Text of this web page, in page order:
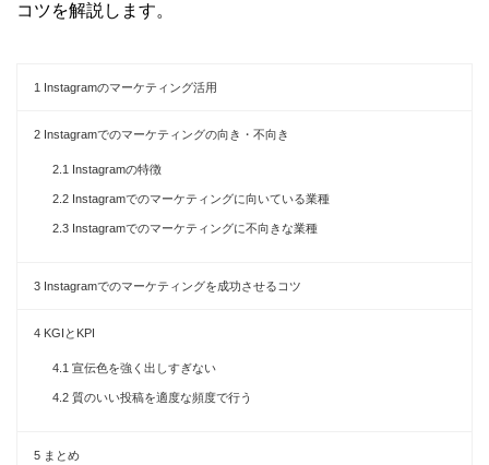
コツを解説します。
1 Instagramのマーケティング活用
2 Instagramでのマーケティングの向き・不向き
2.1 Instagramの特徴
2.2 Instagramでのマーケティングに向いている業種
2.3 Instagramでのマーケティングに不向きな業種
3 Instagramでのマーケティングを成功させるコツ
4 KGIとKPI
4.1 宣伝色を強く出しすぎない
4.2 質のいい投稿を適度な頻度で行う
5 まとめ